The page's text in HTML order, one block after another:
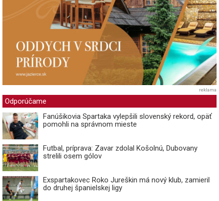
reklama
Odporúčame
Fanúšikovia Spartaka vylepšili slovenský rekord, opäť
pomohli na správnom mieste
Futbal, príprava: Zavar zdolal Košolnú, Dubovany
strelili osem gólov
Exspartakovec Roko Jureškin má nový klub, zamieril
do druhej španielskej ligy